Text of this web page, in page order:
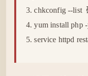
3. chkconfig --list
4. yum install php
5. service httpd